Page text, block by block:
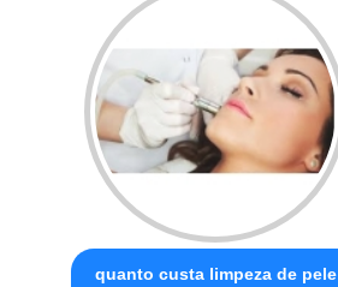
quanto custa limpeza de pele